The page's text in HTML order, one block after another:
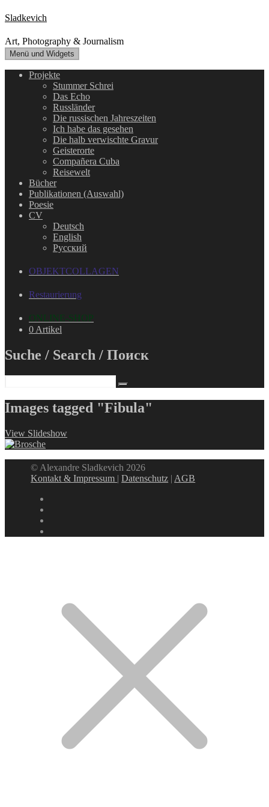
Zum
Inhalt
springen
Sladkevich
Art, Photography & Journalism
Menü und Widgets
Projekte
Stummer Schrei
Das Echo
Russländer
Die russischen Jahreszeiten
Ich habe das gesehen
Die halb verwischte Gravur
Geisterorte
Compañera Cuba
Reisewelt
Bücher
Publikationen (Auswahl)
Poesie
CV
Deutsch
English
Русский
OBJEKTCOLLAGEN
Restaurierung
ONLINE-SHOP
0 Artikel
Suche / Search / Поиск
Images tagged "Fibula"
View Slideshow
© Alexandre Sladkevich 2026
Kontakt & Impressum |Datenschutz | AGB